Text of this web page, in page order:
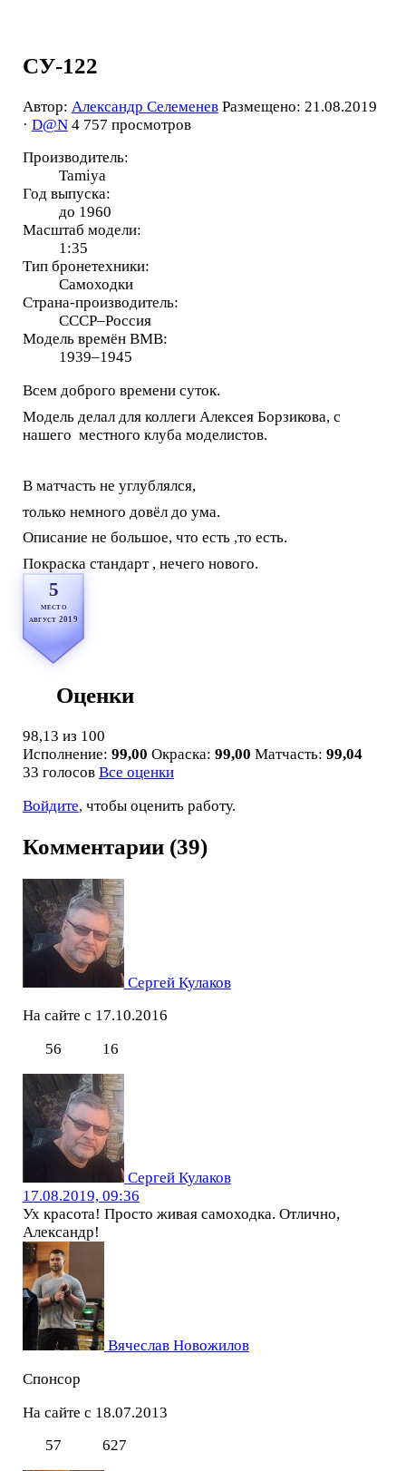
СУ-122
Автор: Александр Селеменев Размещено: 21.08.2019
· D@N 4 757 просмотров
Производитель:
Tamiya
Год выпуска:
до 1960
Масштаб модели:
1:35
Тип бронетехники:
Самоходки
Страна-производитель:
СССР–Россия
Модель времён ВМВ:
1939–1945
Всем доброго времени суток.
Модель делал для коллеги Алексея Борзикова, с
нашего местного клуба моделистов.
В матчасть не углублялся,
только немного довёл до ума.
Описание не большое, что есть ,то есть.
Покраска стандарт , нечего нового.
5
место
август 2019
Оценки
98,13 из 100
Исполнение: 99,00 Окраска: 99,00 Матчасть: 99,04
33 голосов Все оценки
Войдите, чтобы оценить работу.
Комментарии (39)
Сергей Кулаков
На сайте с 17.10.2016
56
16
Сергей Кулаков
17.08.2019, 09:36
Ух красота! Просто живая самоходка. Отлично,
Александр!
Вячеслав Новожилов
Спонсор
На сайте с 18.07.2013
57
627